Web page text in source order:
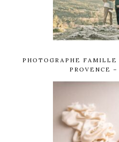
PHOTOGRAPHE FAMILLE
PROVENCE –